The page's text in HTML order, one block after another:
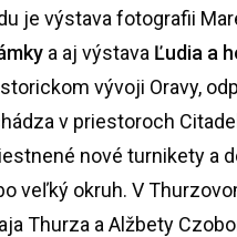
je výstava fotografii
a aj výstava Ľudia a
vývoji Oravy,
v priestoroch
nové turnikety a
veľký okruh. V
Thurza a Alžbety